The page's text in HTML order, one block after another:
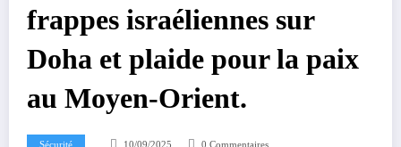
frappes israéliennes sur
Doha et plaide pour la paix
au Moyen-Orient.
Sécurité 10/09/2025 0 Commentaires